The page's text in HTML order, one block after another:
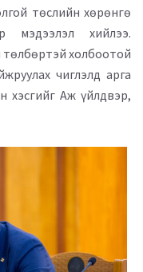
төслийн хөрөнгө
мэдээлэл хийлээ.
холбоотой
чиглэлд арга
хэсгийг Аж үйлдвэр,